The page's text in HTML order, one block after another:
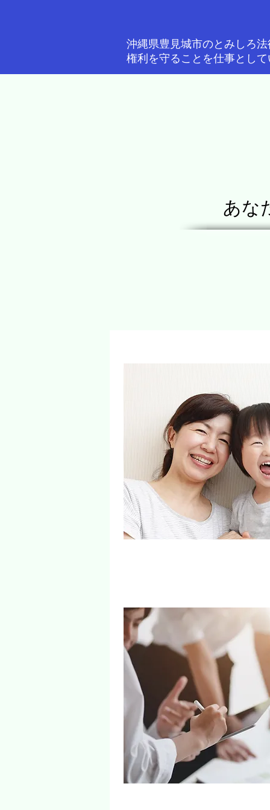
沖縄県豊見城市のとみしろ
権利を守ることを仕事とし
あな